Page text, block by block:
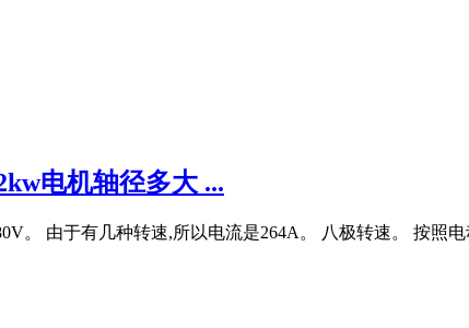
电机轴径多大 ...
。 由于有几种转速,所以电流是264A。 八极转速。 按照